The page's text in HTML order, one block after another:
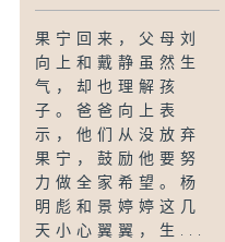
果宁回来，父母刘
向上和戴静虽然生
气，却也理解孩
子。爸爸向上表
示，他们从没放弃
果宁，鼓励他要努
力做全家希望。杨
明彪和景婷婷这几
天小心翼翼，生...